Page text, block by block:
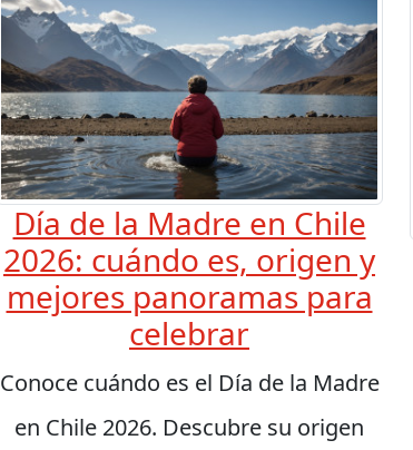
Día de la Madre en Chile
2026: cuándo es, origen y
mejores panoramas para
celebrar
Conoce cuándo es el Día de la Madre
en Chile 2026. Descubre su origen